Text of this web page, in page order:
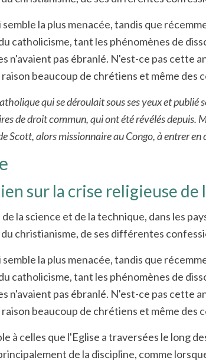
la plus menacée, tandis que
catholicisme, tant les phénomènes de
n'avaient pas ébranlé. N'est-ce pas
beaucoup de chrétiens et même des
qui se déroulait sous ses yeux et
de droit commun, qui ont été révélés
Scott, alors missionnaire au Congo, à entrer
sur la crise religieuse de
la science et de la technique, dans les
christianisme, de ses différentes
la plus menacée, tandis que
catholicisme, tant les phénomènes de
n'avaient pas ébranlé. N'est-ce pas
beaucoup de chrétiens et même des
à celles que l'Eglise a traversées le long
de la discipline, comme